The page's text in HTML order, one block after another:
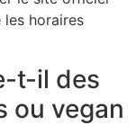
horaires
t-il des
ou vegan